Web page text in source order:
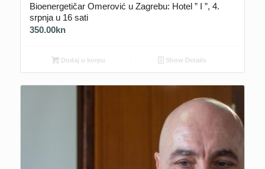
Bioenergetičar Omerović u Zagrebu: Hotel ” I ”, 4.
srpnja u 16 sati
350.00kn
Dodaj u korpu Show Details